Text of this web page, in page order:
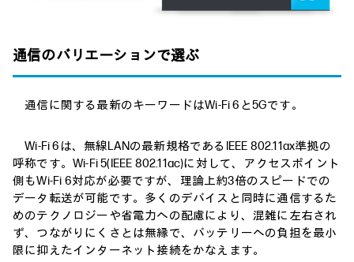
通信のバリエーションで選ぶ
通信に関する最新のキーワードはWi-Fi 6と5Gです。
Wi-Fi 6は、無線LANの最新規格であるIEEE 802.11ax準拠の
呼称です。Wi-Fi 5(IEEE 802.11ac)に対して、アクセスポイント
側もWi-Fi 6対応が必要ですが、理論上約3倍のスピードでの
データ転送が可能です。多くのデバイスと同時に通信するた
めのテクノロジーや省電力への配慮により、混雑に左右され
ず、つながりにくさとは無縁で、バッテリーへの負担を最小
限に抑えたインターネット接続をかなえます。